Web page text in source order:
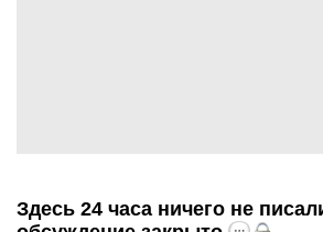
Здесь 24 часа ничего не